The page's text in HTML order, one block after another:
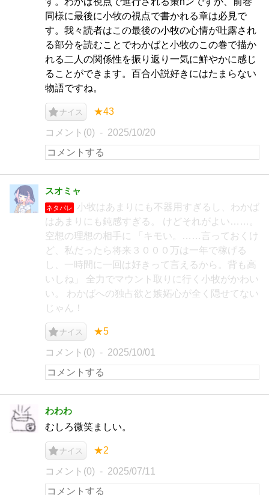
同様に最後に小牧の視点で書かれる章は必見で
す。我々読者はこの最後の小牧の心情が吐露され
る部分を読むことでわかばと小牧のこの巻で描か
れる二人の関係性を振り返り一気に鮮やかに感じ
ることができます。百合小説好きにはたまらない
物語ですね。
ナイス ★43
コメント(0) 2025/10/20
スオミャ
ネタバレ
小牧はあまりにも不器用すぎるし、わかば
はあまりにも鈍感すぎる。 けどそれがよい……。
空想の理想の相手に 「キモい。……言っておくけ
ど、私だったら将来３０００万は一年で稼げる
し、一時間に一回は好きって言えるから。背も高
いしね」 全力でマウント取りに行く小牧がかわい
い。 わかばへの独占欲と嫉妬心が全く隠せてない
じゃん！
ナイス ★5
コメント(0) 2025/10/01
わわわ
むしろ微笑ましい。
ナイス ★2
コメント(0) 2025/07/11